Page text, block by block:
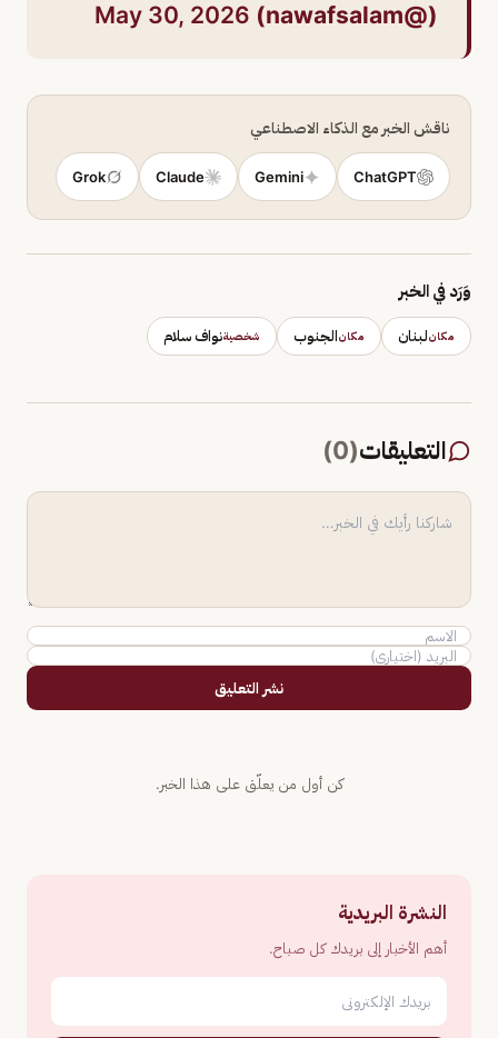
(@nawafsalam)
May 30, 2026
ناقش الخبر مع الذكاء الاصطناعي
ChatGPT
Gemini
Claude
Grok
وَرَد في الخبر
مكانلبنان مكانالجنوب شخصيةنواف سلام
التعليقات(
0
)
نشر التعليق
كن أول من يعلّق على هذا الخبر.
النشرة البريدية
أهم الأخبار إلى بريدك كل صباح.